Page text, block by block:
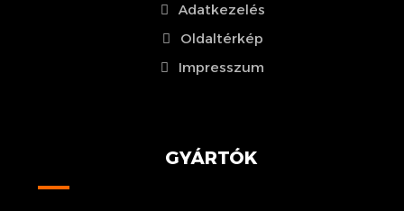
Adatkezelés
Oldaltérkép
Impresszum
GYÁRTÓK